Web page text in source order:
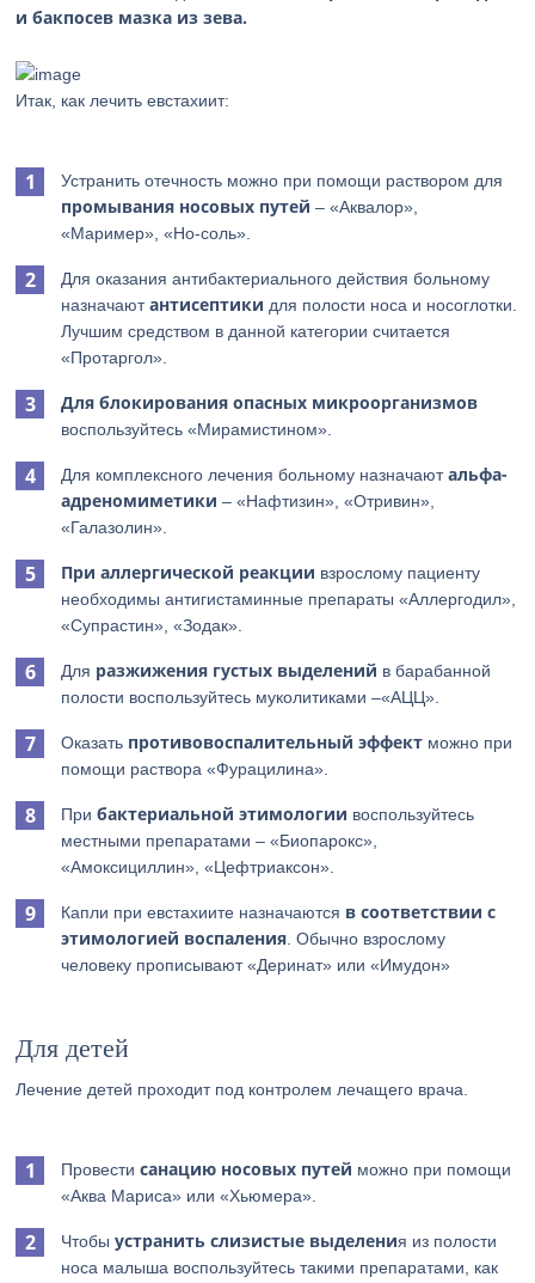
и бакпосев мазка из зева.
Итак, как лечить евстахиит:
Устранить отечность можно при помощи раствором для
промывания носовых путей – «Аквалор»,
«Маример», «Но-соль».
Для оказания антибактериального действия больному
назначаютантисептики для полости носа и носоглотки.
Лучшим средством в данной категории считается
«Протаргол».
Для блокирования опасных микроорганизмов
воспользуйтесь «Мирамистином».
Для комплексного лечения больному назначаютальфа-
адреномиметики – «Нафтизин», «Отривин»,
«Галазолин».
При аллергической реакции взрослому пациенту
необходимы антигистаминные препараты «Аллергодил»,
«Супрастин», «Зодак».
Для разжижения густых выделений в барабанной
полости воспользуйтесь муколитиками –«АЦЦ».
Оказать противовоспалительный эффект можно при
помощи раствора «Фурацилина».
Прибактериальной этимологии воспользуйтесь
местными препаратами – «Биопарокс»,
«Амоксициллин», «Цефтриаксон».
Капли при евстахиите назначаются в соответствии с
этимологией воспаления . Обычно взрослому
человеку прописывают «Деринат» или «Имудон»
Для детей
Лечение детей проходит под контролем лечащего врача.
Провестисанацию носовых путей можно при помощи
«Аква Мариса» или «Хьюмера».
Чтобыустранить слизистые выделения из полости
носа малыша воспользуйтесь такими препаратами, как